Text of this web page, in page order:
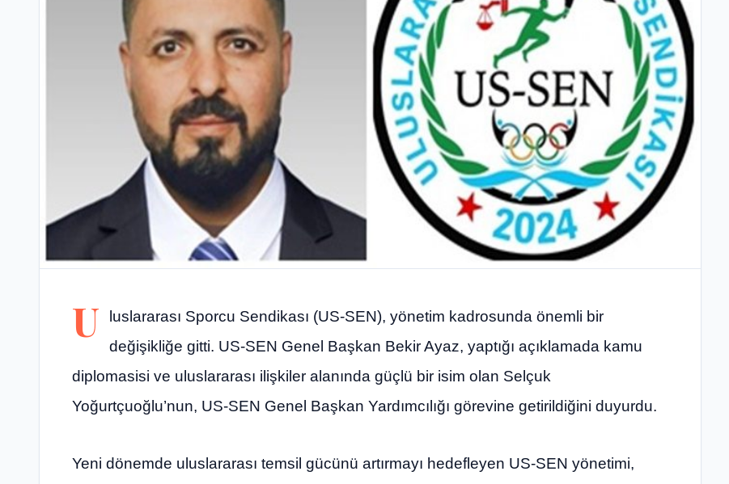
U
luslararası Sporcu Sendikası (US-SEN), yönetim kadrosunda önemli bir
değişikliğe gitti. US-SEN Genel Başkan Bekir Ayaz, yaptığı açıklamada kamu
diplomasisi ve uluslararası ilişkiler alanında güçlü bir isim olan Selçuk
Yoğurtçuoğlu’nun, US-SEN Genel Başkan Yardımcılığı görevine getirildiğini duyurdu.
Yeni dönemde uluslararası temsil gücünü artırmayı hedefleyen US-SEN yönetimi,